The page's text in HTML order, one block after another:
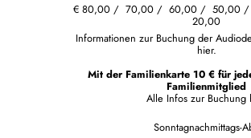
€80,00 70,00 60,00 50,00
20,00
Informationen zur Buchung der
hier.
Mit der Familienkarte 10 € für
Familienmitglied
Alle Infos zur Buchung
Sonntagnachmittags-